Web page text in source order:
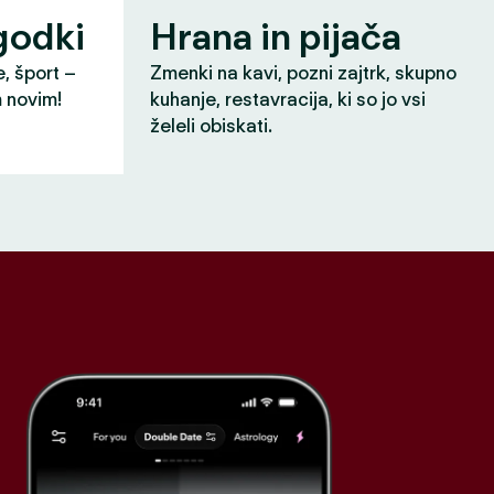
šport –
novim!
Hrana in pijača
Zmenki na kavi, pozni zajtrk, skupno
kuhanje, restavracija, ki so jo vsi
želeli obiskati.